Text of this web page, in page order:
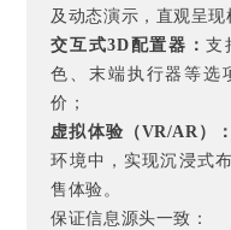
及动态演示，直观呈现
交互式3D配置器：支
色、末端执行器等选
价；
虚拟体验（VR/AR）
环境中，实现沉浸式
售体验。
保证信息源头一致：